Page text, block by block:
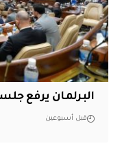
البرلمان يرفع
قبل أسبوعين